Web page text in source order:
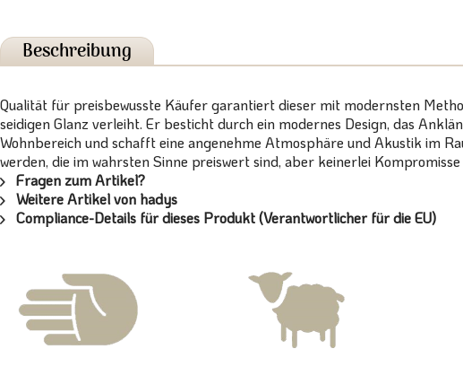
Beschreibung
Qualität für preisbewusste Käufer garantiert dieser mit modernsten
seidigen Glanz verleiht. Er besticht durch ein modernes Design, das
Wohnbereich und schafft eine angenehme Atmosphäre und Akustik im
werden, die im wahrsten Sinne preiswert sind, aber keinerlei
Fragen zum Artikel?
Weitere Artikel von hadys
Compliance-Details für dieses Produkt (Verantwortlicher für die EU)